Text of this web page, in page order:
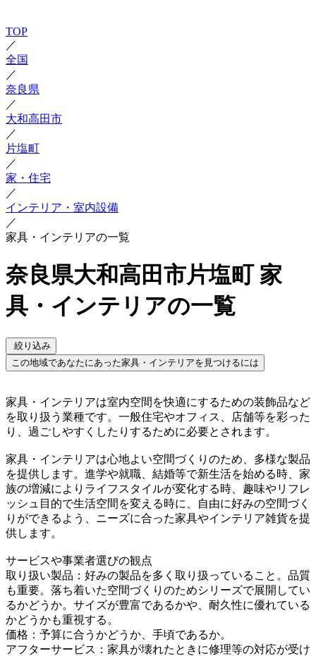
TOP
／
全国
／
奈良県
／
大和高田市
／
片塩町
／
家・住宅
／
インテリア・室内設備
／
家具・インテリアの一覧
奈良県大和高田市片塩町 家
具・インテリアの一覧
絞り込み
この地域であなたにあった家具・インテリアを見つけるには
家具・インテリアは室内空間を快適にするための装飾品など
を取り扱う業種です。一般住宅やオフィス、店舗等を彩った
り、過ごしやすくしたりするために必要とされます。
家具・インテリアは心地よい空間づくりのため、多様な製品
を提供します。進学や就職、結婚等で新生活を始める時、家
族の増減によりライフスタイルが変化する時、趣味やリフレ
ッシュ目的で生活空間を変える時に、自由に好みの空間づく
りができるよう、ニーズに合った家具やインテリア雑貨を提
供します。
サービスや事業者選びの観点
取り扱い製品：好みの製品を多く取り扱っていること。品質
も重要。落ち着いた空間づくりのためシリーズで展開してい
るかどうか。サイズが豊富であるかや、耐久性に優れている
かどうかも重視する。
価格：予算に合うかどうか、手頃であるか。
アフターサービス：家具が壊れたときに修理等の対応が受け